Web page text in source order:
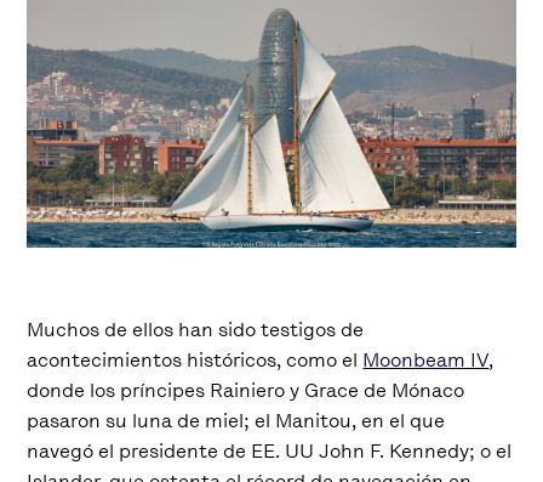
Muchos de ellos han sido testigos de
acontecimientos históricos, como el Moonbeam IV,
donde los príncipes Rainiero y Grace de Mónaco
pasaron su luna de miel; el Manitou, en el que
navegó el presidente de EE. UU John F. Kennedy; o el